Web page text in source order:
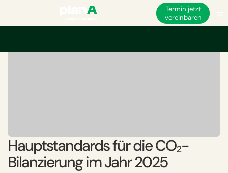
Termin jetzt
vereinbaren
Hauptstandards für die CO₂-
Bilanzierung im Jahr 2025